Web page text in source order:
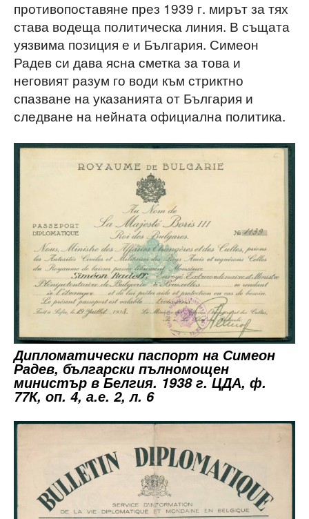
противопоставяне през 1939 г. мирът за тях
става водеща политическа линия. В същата
уязвима позиция е и България. Симеон
Радев си дава ясна сметка за това и
неговият разум го води към стриктно
спазване на указанията от България и
следване на нейната официална политика.
Дипломатически паспорт на Симеон
Радев, български пълномощен
министър в Белгия. 1938 г. ЦДА, ф.
77К, оп. 4, а.е. 2, л. 6